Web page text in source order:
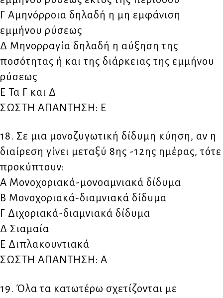
Γ Αμηνόρροια δηλαδή η μη εμφάνιση
εμμήνου ρύσεως
Δ Μηνορραγία δηλαδή η αύξηση της
ποσότητας ή και της διάρκειας της εμμήνου
ρύσεως
Ε Τα Γ και Δ
ΣΩΣΤΗ ΑΠΑΝΤΗΣΗ: Ε
18. Σε μια μονοζυγωτική δίδυμη κύηση, αν η
διαίρεση γίνει μεταξύ 8ης -12ης ημέρας, τότε
προκύπτουν:
Α Μονοχοριακά-μονοαμνιακά δίδυμα
Β Μονοχοριακά-διαμνιακά δίδυμα
Γ Διχοριακά-διαμνιακά δίδυμα
Δ Σιαμαία
Ε Διπλακουντιακά
ΣΩΣΤΗ ΑΠΑΝΤΗΣΗ: Α
19. Όλα τα κατωτέρω σχετίζονται με